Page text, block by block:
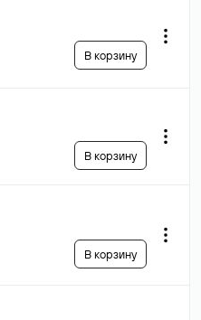
В корзину
В корзину
В корзину